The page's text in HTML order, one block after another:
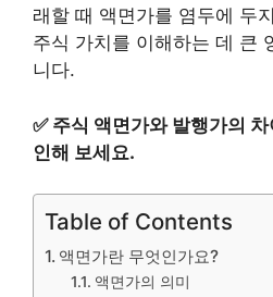
래할 때 액면가를 염두에 두
주식 가치를 이해하는 데 큰
니다.
✅ 주식 액면가와 발행가의
인해 보세요.
Table of Contents
액면가란 무엇인가요?
액면가의 의미